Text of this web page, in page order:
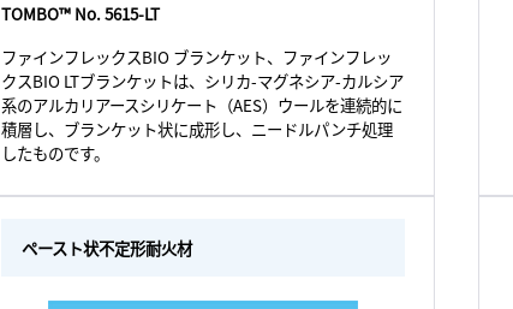
TOMBO™ No. 5615-LT
ファインフレックスBIO ブランケット、ファインフレッ
クスBIO LTブランケットは、シリカ-マグネシア-カルシア
系のアルカリアースシリケート（AES）ウールを連続的に
積層し、ブランケット状に成形し、ニードルパンチ処理
したものです。
ペースト状不定形耐火材